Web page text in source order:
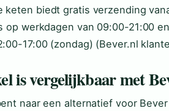
keten biedt gratis verzending
op werkdagen van 09:00-21:00
17:00 (zondag) (Bever.nl
is vergelijkbaar met
naar een alternatief voor